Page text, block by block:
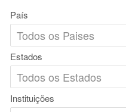
País
Estados
Instituições